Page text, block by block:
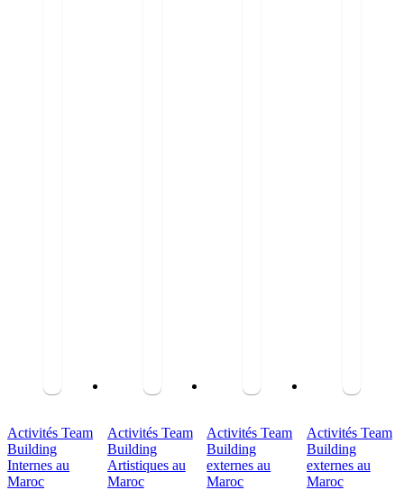
Activités Team
Building
Internes au
Maroc
Activités Team
Building
Artistiques au
Maroc
Activités Team
Building
externes au
Maroc
Activités Team
Building
externes au
Maroc